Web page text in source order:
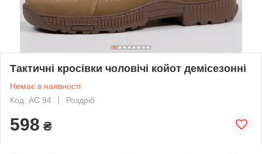
Тактичні кросівки чоловічі койот демісезонні
Немає в наявності
Код: АС 94
Роздріб
598 ₴